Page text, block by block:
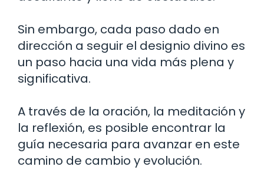
Sin embargo, cada paso dado en
dirección a seguir el designio divino es
un paso hacia una vida más plena y
significativa.
A través de la oración, la meditación y
la reflexión, es posible encontrar la
guía necesaria para avanzar en este
camino de cambio y evolución.